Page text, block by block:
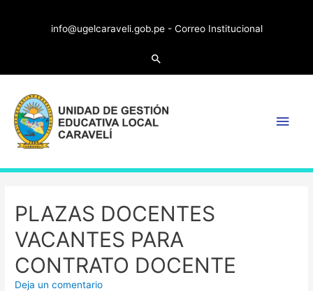
info@ugelcaraveli.gob.pe - Correo Institucional
PLAZAS DOCENTES
VACANTES PARA
CONTRATO DOCENTE
Deja un comentario